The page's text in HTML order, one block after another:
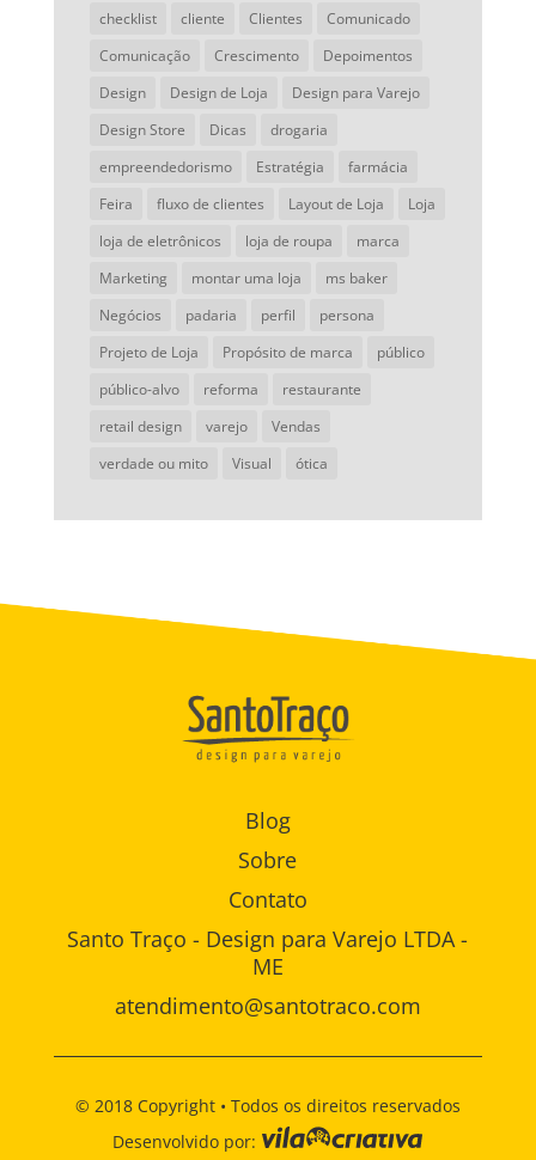
checklist
cliente Clientes
Comunicado
Comunicação
Crescimento
Depoimentos
Design
Design de Loja
Design para Varejo
Design Store
Dicas
drogaria
empreendedorismo
Estratégia
farmácia
Feira
fluxo de clientes Layout de Loja
Loja
loja de eletrônicos
loja de roupa
marca
Marketing
montar uma loja
ms baker
Negócios
padaria perfil
persona
Projeto de Loja
Propósito de marca
público
público-alvo
reforma
restaurante
retail design
varejo
Vendas
verdade ou mito
Visual ótica
Blog
Sobre
Contato
Santo Traço - Design para Varejo LTDA -
ME
atendimento@santotraco.com
© 2018 Copyright • Todos os direitos reservados
Desenvolvido por: